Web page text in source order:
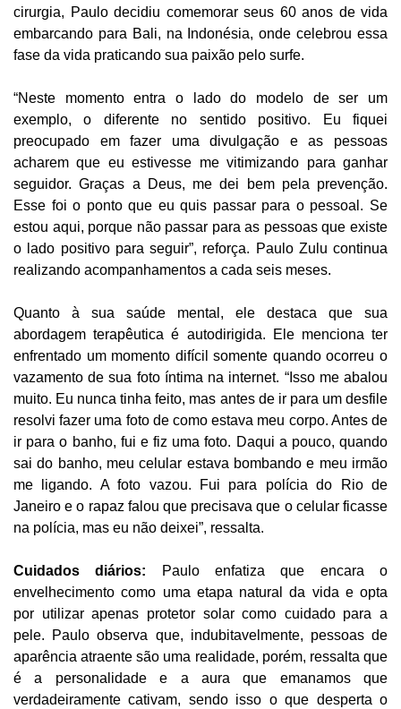
cirurgia, Paulo decidiu comemorar seus 60 anos de vida
embarcando para Bali, na Indonésia, onde celebrou essa
fase da vida praticando sua paixão pelo surfe.
“Neste momento entra o lado do modelo de ser um
exemplo, o diferente no sentido positivo. Eu fiquei
preocupado em fazer uma divulgação e as pessoas
acharem que eu estivesse me vitimizando para ganhar
seguidor. Graças a Deus, me dei bem pela prevenção.
Esse foi o ponto que eu quis passar para o pessoal. Se
estou aqui, porque não passar para as pessoas que existe
o lado positivo para seguir”, reforça. Paulo Zulu continua
realizando acompanhamentos a cada seis meses.
Quanto à sua saúde mental, ele destaca que sua
abordagem terapêutica é autodirigida. Ele menciona ter
enfrentado um momento difícil somente quando ocorreu o
vazamento de sua foto íntima na internet. “Isso me abalou
muito. Eu nunca tinha feito, mas antes de ir para um desfile
resolvi fazer uma foto de como estava meu corpo. Antes de
ir para o banho, fui e fiz uma foto. Daqui a pouco, quando
sai do banho, meu celular estava bombando e meu irmão
me ligando. A foto vazou. Fui para polícia do Rio de
Janeiro e o rapaz falou que precisava que o celular ficasse
na polícia, mas eu não deixei”, ressalta.
Cuidados diários:
Paulo enfatiza que encara o
envelhecimento como uma etapa natural da vida e opta
por utilizar apenas protetor solar como cuidado para a
pele. Paulo observa que, indubitavelmente, pessoas de
aparência atraente são uma realidade, porém, ressalta que
é a personalidade e a aura que emanamos que
verdadeiramente cativam, sendo isso o que desperta o